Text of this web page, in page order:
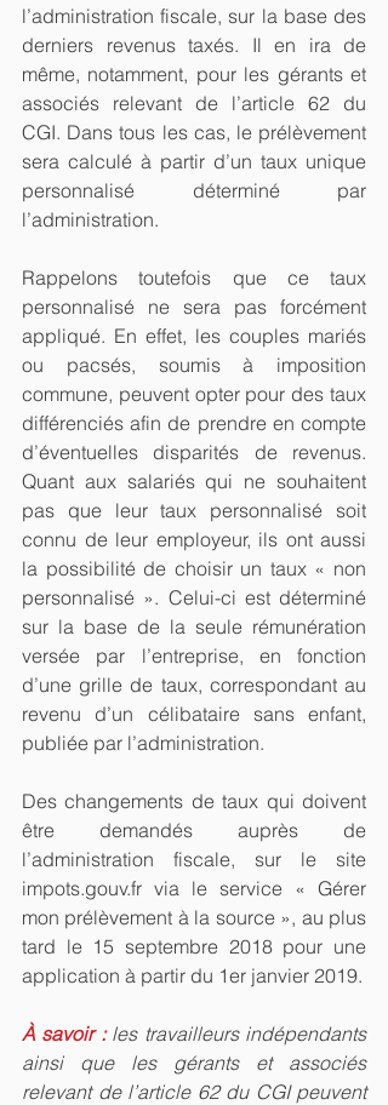
l’administration fiscale, sur la base des
derniers revenus taxés. Il en ira de
même, notamment, pour les gérants et
associés relevant de l’article 62 du
CGI. Dans tous les cas, le prélèvement
sera calculé à partir d’un taux unique
personnalisé déterminé par
l’administration.
Rappelons toutefois que ce taux
personnalisé ne sera pas forcément
appliqué. En effet, les couples mariés
ou pacsés, soumis à imposition
commune, peuvent opter pour des taux
différenciés afin de prendre en compte
d’éventuelles disparités de revenus.
Quant aux salariés qui ne souhaitent
pas que leur taux personnalisé soit
connu de leur employeur, ils ont aussi
la possibilité de choisir un taux « non
personnalisé ». Celui-ci est déterminé
sur la base de la seule rémunération
versée par l’entreprise, en fonction
d’une grille de taux, correspondant au
revenu d’un célibataire sans enfant,
publiée par l’administration.
Des changements de taux qui doivent
être demandés auprès de
l’administration fiscale, sur le site
impots.gouv.fr via le service « Gérer
mon prélèvement à la source », au plus
tard le 15 septembre 2018 pour une
application à partir du 1er janvier 2019.
À savoir : les travailleurs indépendants
ainsi que les gérants et associés
relevant de l’article 62 du CGI peuvent